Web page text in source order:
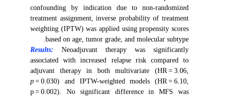
confounding by indication due to non-randomized
treatment assignment, inverse probability of treatment
weighting (IPTW) was applied using propensity scores
based on age, tumor grade, and molecular subtype.
Results:
Neoadjuvant therapy was significantly
associated with increased relapse risk compared to
adjuvant therapy in both multivariate (HR = 3.06,
p = 0.030) and IPTW-weighted models (HR = 6.10,
p = 0.002). No significant difference in MFS was